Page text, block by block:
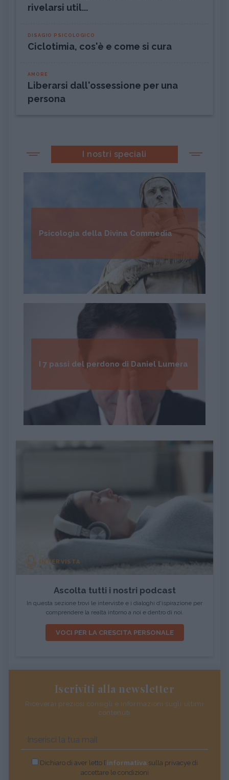
rivelarsi util...
DISAGIO PSICOLOGICO
Ciclotimia, cos'è e come si cura
AMORE
Liberarsi dall'ossessione per una
persona
I nostri speciali
Psicologia della Divina Commedia
I 7 passi del perdono di Daniel Lumera
INTERVISTA
Ascolta tutti i nostri podcast
In questa sezione trovi le interviste e i dialoghi d'ispirazione per
comprendere la realtà intorno a noi e dentro di noi.
VOCI PER LA CRESCITA PERSONALE
Iscriviti alla newsletter
Riceverai preziosi consigli e informazioni sugli ultimi
contenuti
Dichiaro di aver letto l’informativasulla privacye di
accettare le condizioni